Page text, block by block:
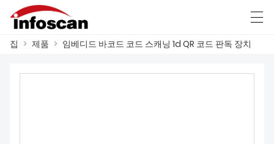
العربية 中文 Deutsch Ελληνική γλώσσα
집 > 제품 > 임베디드 바코드 코드 스캐닝 1d QR 코드 판독 장치